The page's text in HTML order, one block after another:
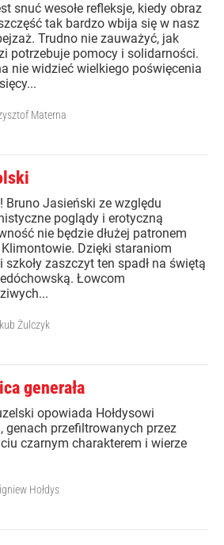
snuć wesołe refleksje, kiedy obraz
tak bardzo wbija się w nasz
Trudno nie zauważyć, jak
potrzebuje pomocy i solidarności.
nie widzieć wielkiego poświęcenia
Materna
Bruno Jasieński ze względu
poglądy i erotyczną
nie będzie dłużej patronem
Dzięki staraniom
szkoły zaszczyt ten spadł na świętą
Łowcom
Żulczyk
generała
opowiada Hołdysowi
genach przefiltrowanych przez
czarnym charakterem i wierze
Hołdys